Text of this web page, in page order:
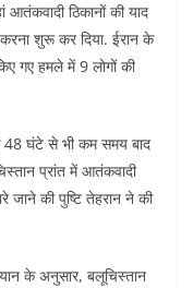
ठिकानों की याद
शुरू कर दिया. ईरान के
गए हमले में 9 लोगों की
48 घंटे से भी कम समय बाद
प्रांत में आतंकवादी
जाने की पुष्टि तेहरान ने की
के अनुसार, बलूचिस्तान